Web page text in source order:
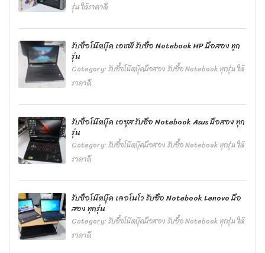
รุ่น ให้ราคาดี
รับซื้อโน๊ตบุ๊ค เอชพี รับซื้อ Notebook HP มือสอง ทุก
รุ่น
Category:รับซื้อโน๊ตบุ๊คมือสอง รับซื้อ Notebook ทุกรุ่น ให้
ราคาดี
รับซื้อโน๊ตบุ๊ค เอซุส รับซื้อ Notebook Asus มือสอง ทุก
รุ่น
Category:รับซื้อโน๊ตบุ๊คมือสอง รับซื้อ Notebook ทุกรุ่น ให้
ราคาดี
รับซื้อโน๊ตบุ๊ค เลอโนโว รับซื้อ Notebook Lenovo มือ
สอง ทุกรุ่น
Category:รับซื้อโน๊ตบุ๊คมือสอง รับซื้อ Notebook ทุกรุ่น ให้
ราคาดี